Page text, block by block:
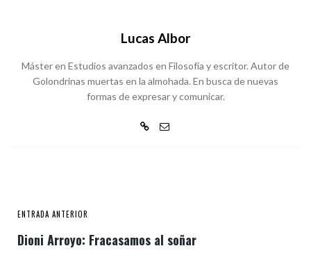
Lucas Albor
Máster en Estudios avanzados en Filosofía y escritor. Autor de
Golondrinas muertas en la almohada. En busca de nuevas
formas de expresar y comunicar.
ENTRADA ANTERIOR
Dioni Arroyo: Fracasamos al soñar